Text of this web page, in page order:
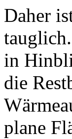
Daher
in
die
plane